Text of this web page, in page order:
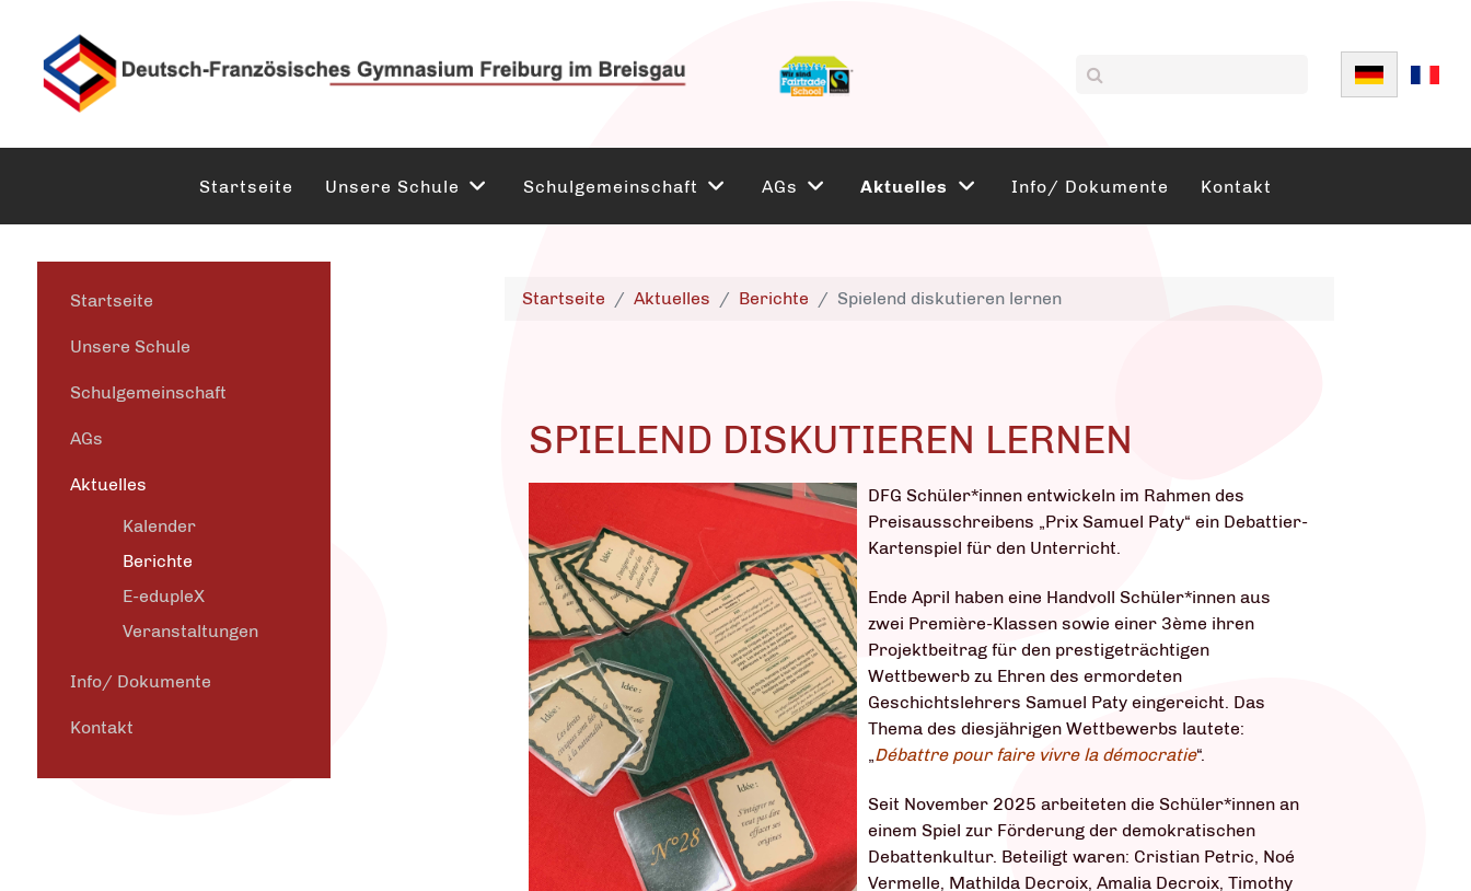
Sprache
Startseite Unsere Schule Schulgemeinschaft AGs Aktuelles Info/ Dokumente Kontakt
Startseite
Unsere Schule
Schulgemeinschaft
AGs
Aktuelles
Kalender
Berichte
E-edupleX
Veranstaltungen
Info/ Dokumente
Kontakt
Startseite Aktuelles Berichte Spielend diskutieren lernen
SPIELEND DISKUTIEREN LERNEN
DFG Schüler*innen entwickeln im Rahmen des
Preisausschreibens „Prix Samuel Paty“ ein Debattier-
Kartenspiel für den Unterricht.
Ende April haben eine Handvoll Schüler*innen aus
zwei Première-Klassen sowie einer 3ème ihren
Projektbeitrag für den prestigeträchtigen
Wettbewerb zu Ehren des ermordeten
Geschichtslehrers Samuel Paty eingereicht. Das
Thema des diesjährigen Wettbewerbs lautete:
„Débattre pour faire vivre la démocratie“.
Seit November 2025 arbeiteten die Schüler*innen an
einem Spiel zur Förderung der demokratischen
Debattenkultur. Beteiligt waren: Cristian Petric, Noé
Vermelle, Mathilda Decroix, Amalia Decroix, Timothy